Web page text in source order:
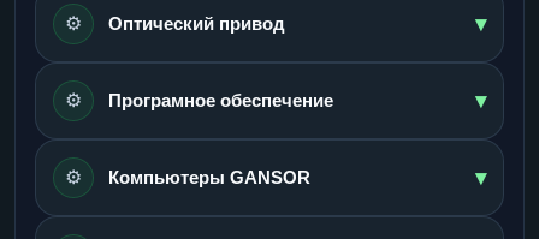
⚙️ Оптический привод ▾
⚙️ Програмное обеспечение ▾
⚙️ Компьютеры GANSOR ▾